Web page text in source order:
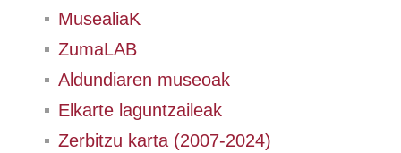
MusealiaK
ZumaLAB
Aldundiaren museoak
Elkarte laguntzaileak
Zerbitzu karta (2007-2024)